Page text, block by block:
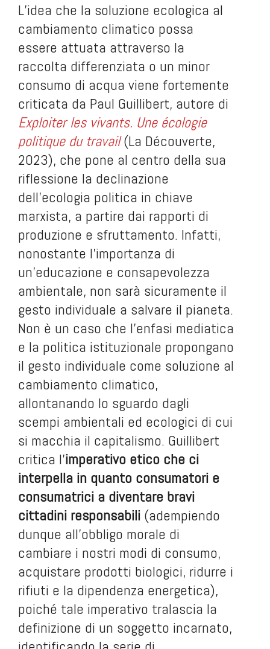
L’idea che la soluzione ecologica al
cambiamento climatico possa
essere attuata attraverso la
raccolta differenziata o un minor
consumo di acqua viene fortemente
criticata da Paul Guillibert, autore di
Exploiter les vivants. Une écologie
politique du travail (La Découverte,
2023), che pone al centro della sua
riflessione la declinazione
dell’ecologia politica in chiave
marxista, a partire dai rapporti di
produzione e sfruttamento. Infatti,
nonostante l’importanza di
un’educazione e consapevolezza
ambientale, non sarà sicuramente il
gesto individuale a salvare il pianeta.
Non è un caso che l’enfasi mediatica
e la politica istituzionale propongano
il gesto individuale come soluzione al
cambiamento climatico,
allontanando lo sguardo dagli
scempi ambientali ed ecologici di cui
si macchia il capitalismo. Guillibert
critica l’imperativo etico che ci
interpella in quanto consumatori e
consumatrici a diventare bravi
cittadini responsabili (adempiendo
dunque all’obbligo morale di
cambiare i nostri modi di consumo,
acquistare prodotti biologici, ridurre i
rifiuti e la dipendenza energetica),
poiché tale imperativo tralascia la
definizione di un soggetto incarnato,